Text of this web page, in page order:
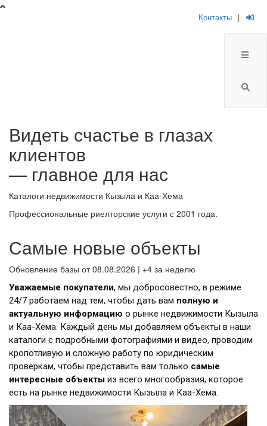
Контакты |
Брокер
Плюс
риелторская
компания
Видеть счастье в глазах
клиентов
— главное для нас
Каталоги недвижимости Кызыла и Каа-Хема
Профессиональные риелторские услуги с 2001 года.
Самые новые объекты
Обновление базы от 08.08.2026 | +4 за неделю
Уважаемые покупатели, мы добросовестно, в режиме
24/7 работаем над тем, чтобы дать вам полную и
актуальную информацию о рынке недвижимости Кызыла
и Каа-Хема. Каждый день мы добавляем объекты в наши
каталоги с подробными фотографиями и видео, проводим
кропотливую и сложную работу по юридическим
проверкам, чтобы представить вам только самые
интересные объекты из всего многообразия, которое
есть на рынке недвижимости Кызыла и Каа-Хема.